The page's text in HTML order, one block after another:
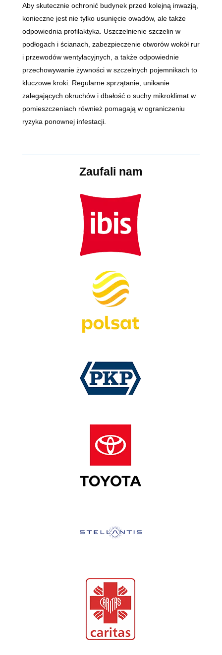
Aby skutecznie ochronić budynek przed kolejną inwazją,
konieczne jest nie tylko usunięcie owadów, ale także
odpowiednia profilaktyka. Uszczelnienie szczelin w
podłogach i ścianach, zabezpieczenie otworów wokół rur
i przewodów wentylacyjnych, a także odpowiednie
przechowywanie żywności w szczelnych pojemnikach to
kluczowe kroki. Regularne sprzątanie, unikanie
zalegających okruchów i dbałość o suchy mikroklimat w
pomieszczeniach również pomagają w ograniczeniu
ryzyka ponownej infestacji.
Zaufali nam